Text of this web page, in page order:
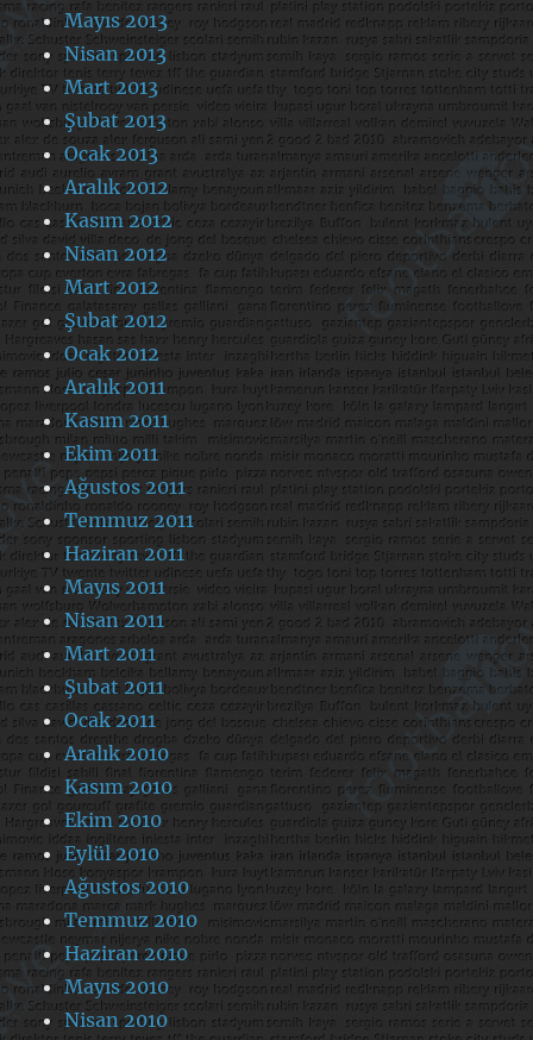
Mayıs 2013
Nisan 2013
Mart 2013
Şubat 2013
Ocak 2013
Aralık 2012
Kasım 2012
Nisan 2012
Mart 2012
Şubat 2012
Ocak 2012
Aralık 2011
Kasım 2011
Ekim 2011
Ağustos 2011
Temmuz 2011
Haziran 2011
Mayıs 2011
Nisan 2011
Mart 2011
Şubat 2011
Ocak 2011
Aralık 2010
Kasım 2010
Ekim 2010
Eylül 2010
Ağustos 2010
Temmuz 2010
Haziran 2010
Mayıs 2010
Nisan 2010